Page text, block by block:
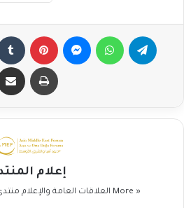
Tumblr Pinterest MessengerWhatsApp
Share via Email Print
إعلام
More »